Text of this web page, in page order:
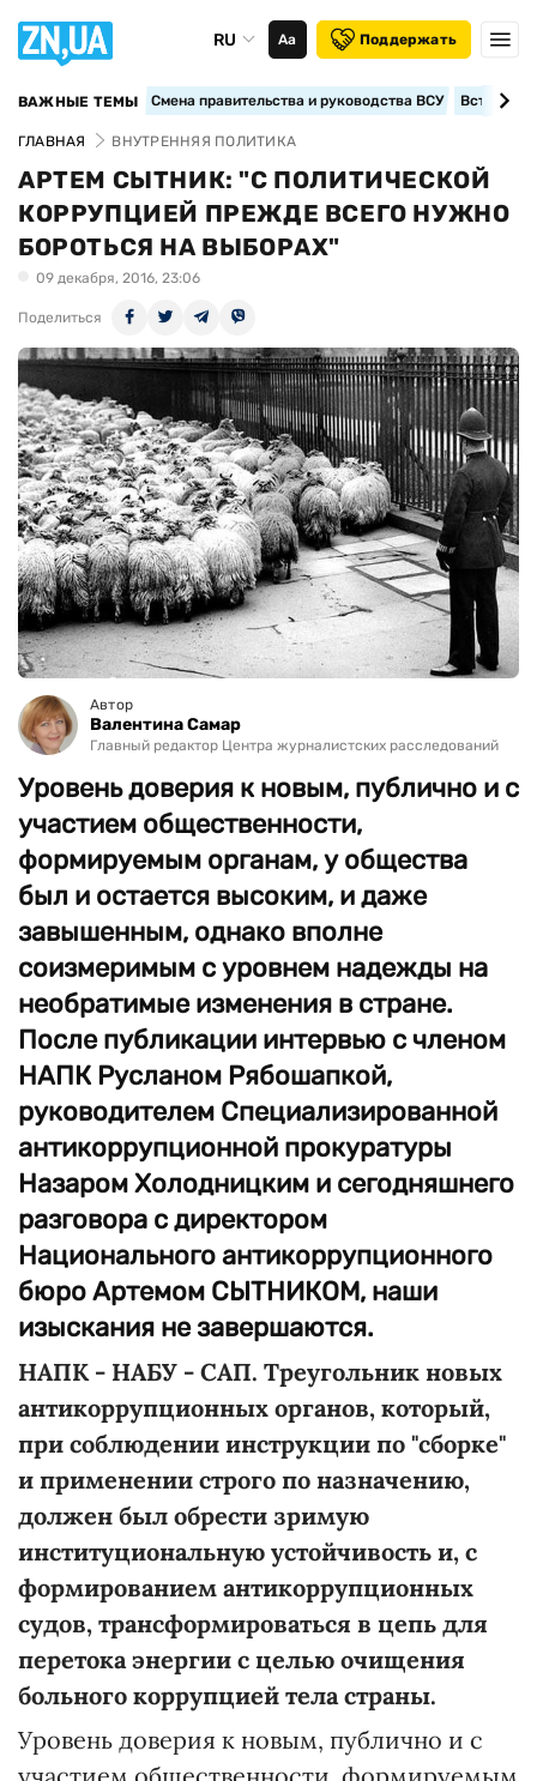
RU Аа Поддержать
ВАЖНЫЕ ТЕМЫ Смена правительства и руководства ВСУ
ГЛАВНАЯ ВНУТРЕННЯЯ ПОЛИТИКА
АРТЕМ СЫТНИК: "С ПОЛИТИЧЕСКОЙ
КОРРУПЦИЕЙ ПРЕЖДЕ ВСЕГО НУЖНО
БОРОТЬСЯ НА ВЫБОРАХ"
09 декабря, 2016, 23:06
Поделиться
Автор
Валентина Самар
Главный редактор Центра журналистских расследований
Уровень доверия к новым, публично и с
участием общественности,
формируемым органам, у общества
был и остается высоким, и даже
завышенным, однако вполне
соизмеримым с уровнем надежды на
необратимые изменения в стране.
После публикации интервью с членом
НАПК Русланом Рябошапкой,
руководителем Специализированной
антикоррупционной прокуратуры
Назаром Холодницким и сегодняшнего
разговора с директором
Национального антикоррупционного
бюро Артемом СЫТНИКОМ, наши
изыскания не завершаются.
НАПК - НАБУ - САП. Треугольник новых
антикоррупционных органов, который,
при соблюдении инструкции по "сборке"
и применении строго по назначению,
должен был обрести зримую
институциональную устойчивость и, с
формированием антикоррупционных
судов, трансформироваться в цепь для
перетока энергии с целью очищения
больного коррупцией тела страны.
Уровень доверия к новым, публично и с